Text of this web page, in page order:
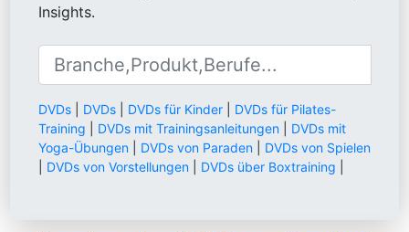
Insights.
DVDs DVDs DVDs für Kinder
DVDs für Pilates-
Training
DVDs mit Trainingsanleitungen
DVDs mit
Yoga-Übungen
DVDs von Paraden
DVDs von Spielen
DVDs von Vorstellungen DVDs über Boxtraining